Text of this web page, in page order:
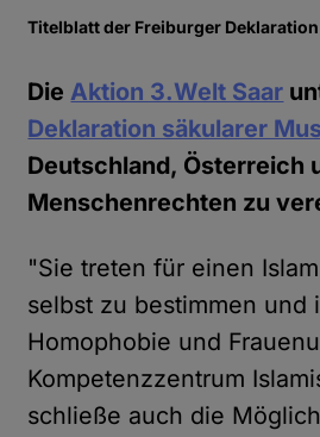
Titelblatt der Freiburger
DieAktion 3.Welt Saar
Deklaration säkularer
Deutschland, Österreich
Menschenrechten zu
"Sie treten für einen
selbst zu bestimmen und
Homophobie und
Kompetenzzentrum
schließe auch die